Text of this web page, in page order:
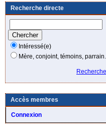
Recherche directe
Intéressé(e)
Mère, conjoint, témoins,
Accès membres
Connexion